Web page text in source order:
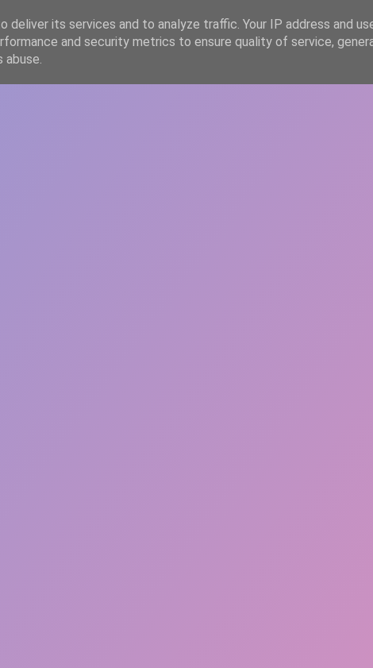
HOME ARTICOLE DESPRE ECHIPĂ
deliver its services and to analyze traffic. Your IP address and
and security metrics to ensure quality of service,